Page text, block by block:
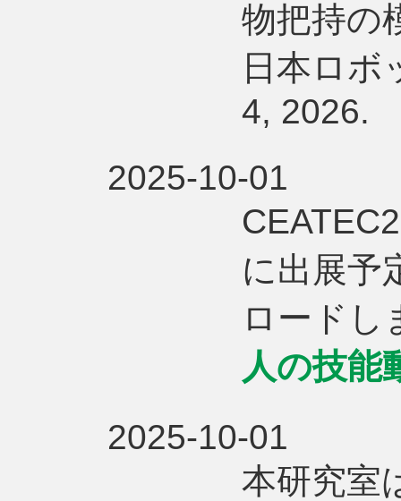
物把持の
日本ロボ
4, 2026.
2025-10-01
に出展予
ロードし
人の技能
2025-10-01
本研究室